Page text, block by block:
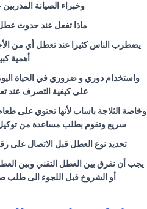
وخبراء الصيانة
ماذا تفعل عند حدوث
يضطرب الناس كثيرا عند تعطل أي من
أهمية
واستخدام دوري و ضروري في الحياة
على كيفية التصرف عند
وخاصة الثلاجة باساب لأنها تحتوي على
سريع وتقوم بطلب مساعدة من توكيل
تحديد نوع العطل قبل الاتصال على رقم
يجب أن نفرق بين العطل التقني وبين
أو الشروخ قبل اللجوء الى طلب صيانة